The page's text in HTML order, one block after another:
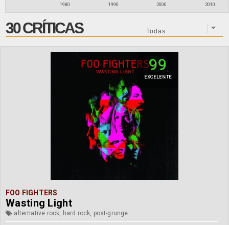
1980 1990 2000 2010
30 CRÍTICAS
99
EXCELENTE
FOO FIGHTERS
Wasting Light
alternative rock, hard rock, post-grunge